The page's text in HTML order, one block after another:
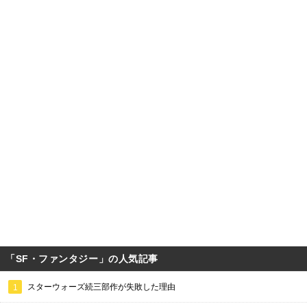
「SF・ファンタジー」の人気記事
スターウォーズ続三部作が失敗した理由